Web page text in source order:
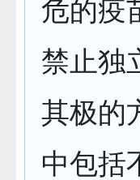
危的疫
禁止独
其极的
中包括